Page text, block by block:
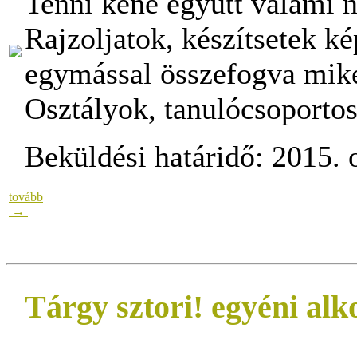
Rajzoljatok, készítsetek
egymással összefogva
Osztályok,
Beküldési határidő: 2015.
tovább
→
Tárgy sztori! egyéni